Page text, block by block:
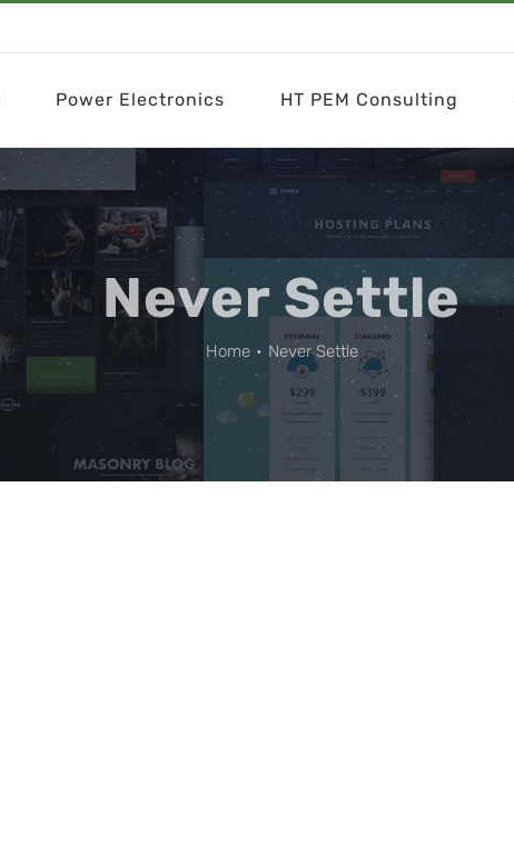
Power Electronics HT PEM Consulting
Never Settle
Home • Never Settle